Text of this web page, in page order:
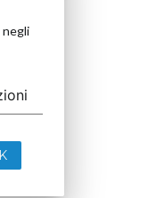
negli